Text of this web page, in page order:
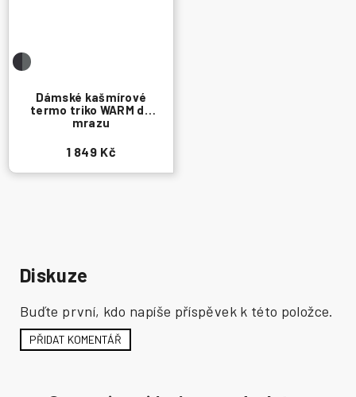
Dámské kašmírové
termo triko WARM do
mrazu
1 849 Kč
Diskuze
Buďte první, kdo napíše příspěvek k této položce.
PŘIDAT KOMENTÁŘ